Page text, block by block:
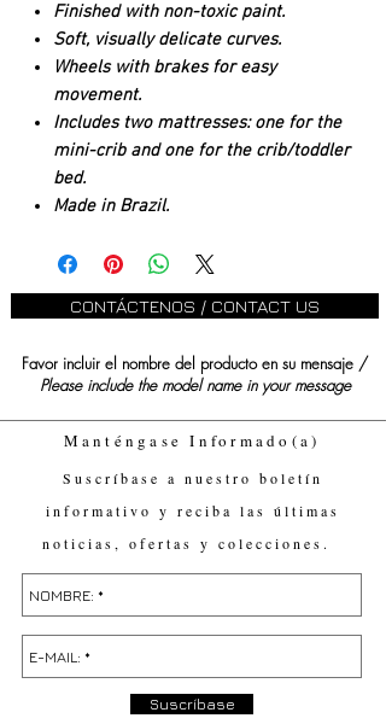
Finished with non-toxic paint.
Soft, visually delicate curves.
Wheels with brakes for easy
movement.
Includes two mattresses: one for the
mini-crib and one for the crib/toddler
bed.
Made in Brazil.
CONTÁCTENOS / CONTACT US
Favor incluir el nombre del producto en su mensaje /
Please include the model name in your message
Manténgase Informado(a)
Suscríbase a nuestro boletín
informativo y reciba las últimas
noticias, ofertas y colecciones.
Suscríbase